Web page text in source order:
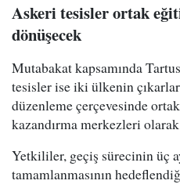
Askeri tesisler ortak
dönüşecek
Mutabakat kapsamında
tesisler ise iki ülkenin
düzenleme çerçevesinde
kazandırma merkezleri
Yetkililer, geçiş sürecinin üç
tamamlanmasının